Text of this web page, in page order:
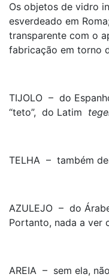
Os objetos de vidro
esverdeado em
transparente com o
fabricação em torno
TIJOLO – do
“teto”, do Latim
TELHA – também
AZULEJO – do
Portanto, nada a ver
AREIA – sem ela,